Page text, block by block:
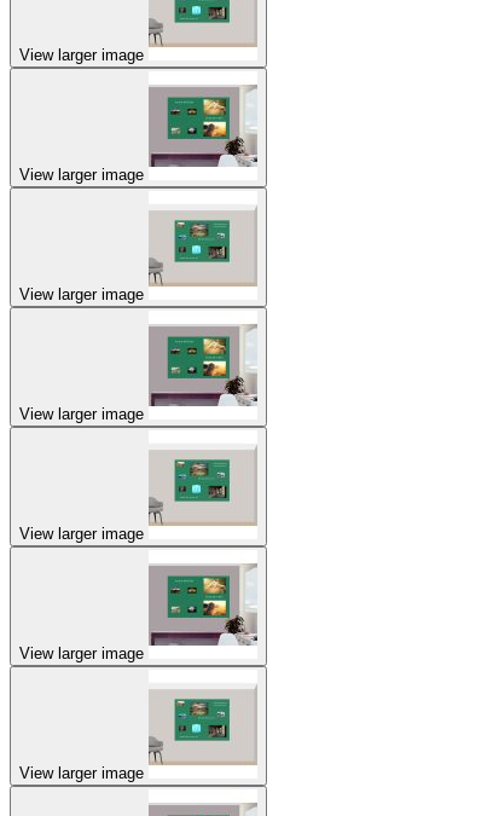
View larger image
View larger image
View larger image
View larger image
View larger image
View larger image
View larger image